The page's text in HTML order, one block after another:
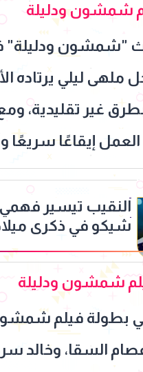
شمشون ودليلة
"شمشون ودليلة" في
ملهى ليلي يرتاده
غير تقليدية،
العمل إيقاعًا سريعًا
النقيب تيسير
شيكو في ذكرى
شمشون ودليلة
بطولة فيلم شمشون
السقا، وخالد